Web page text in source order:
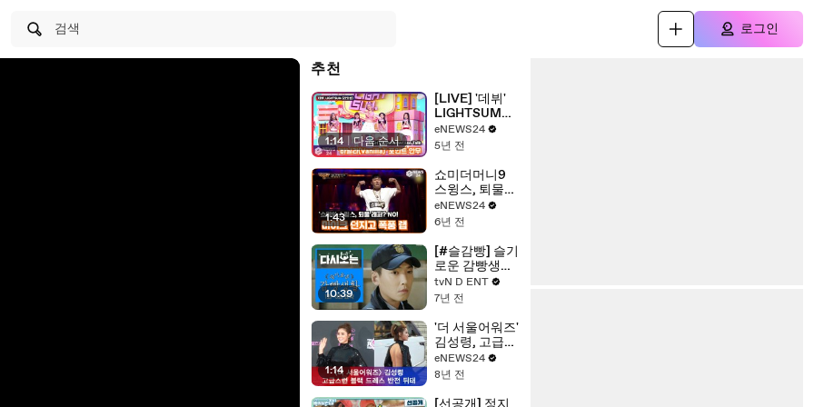
검색 로그인
추천
1:14 다음 순서
[LIVE] '데뷔'
LIGHTSUM
(라잇썸), '바닐
라(Vanilla)' 포
LIGHTSUM
Showcase
Talk
eNEWS24
5년 전
1:43
쇼미더머니9
스윙스, 퇴물
래퍼? 마이크
던지고 폭풍 랩
탄생'
eNEWS24
6년 전
10:39
[#슬감빵] 슬기
로운 감빵생활
1~3화 몰아보기
(환멸과 환장이
생활의 시작) |
#다시보는슬
기로운감빵생
활 | #Diggle
tvN D ENT
7년 전
1:14
'더 서울어워즈'
김성령, 고급스
런 블랙 드레스
반전 뒤태
eNEWS24
8년 전